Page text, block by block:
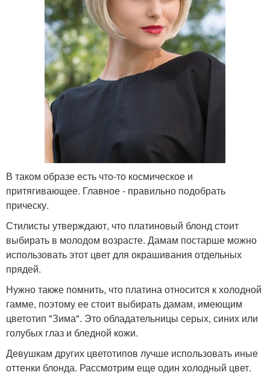
В таком образе есть что-то космическое и
притягивающее. Главное - правильно подобрать
прическу.
Стилисты утверждают, что платиновый блонд стоит
выбирать в молодом возрасте. Дамам постарше можно
использовать этот цвет для окрашивания отдельных
прядей.
Нужно также помнить, что платина относится к холодной
гамме, поэтому ее стоит выбирать дамам, имеющим
цветотип "Зима". Это обладательницы серых, синих или
голубых глаз и бледной кожи.
Девушкам других цветотипов лучше использовать иные
оттенки блонда. Рассмотрим еще один холодный цвет.